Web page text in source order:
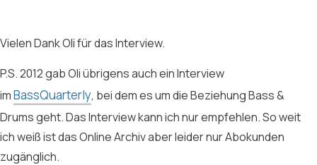
Vielen Dank Oli für das Interview.
P.S. 2012 gab Oli übrigens auch ein Interview
imBassQuarterly, bei dem es um die Beziehung Bass &
Drums geht. Das Interview kann ich nur empfehlen. So weit
ich weiß ist das Online Archiv aber leider nur Abokunden
zugänglich.